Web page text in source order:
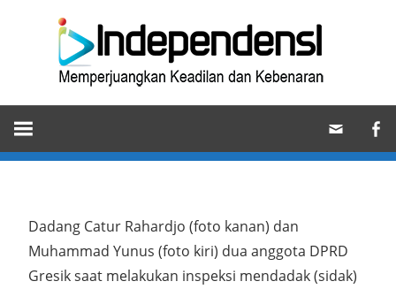
Memperjuangkan
Keadilan
dan
Dadang Catur Rahardjo (foto kanan) dan
Muhammad Yunus (foto kiri) dua anggota DPRD
Gresik saat melakukan inspeksi mendadak (sidak)